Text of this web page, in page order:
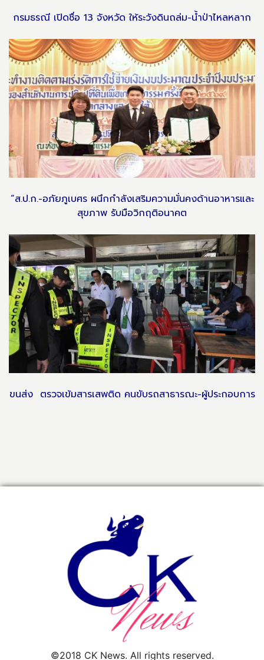
กรมธรณี เปิดชื่อ 13 จังหวัด ให้ระวังดินถล่ม-น้ำป่าไหลหลาก
“ส.ป.ก.-อภัยภูเบศร ผนึกกำลังเสริมความมั่นคงด้านอาหารและ
สุขภาพ รับมือวิกฤติอนาคต
ขนส่ง ตรวจเข้มสารเสพติด คนขับรถสาธารณะ-ผู้ประกอบการ
©2018 CK News. All rights reserved.